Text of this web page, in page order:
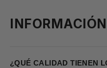
¿QUÉ CALIDAD TIENEN